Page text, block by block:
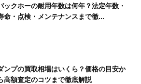
ックホーの耐用年数は何年？法定年数・
命・点検・メンテナンスまで徹...
ンプの買取相場はいくら？価格の目安か
高額査定のコツまで徹底解説